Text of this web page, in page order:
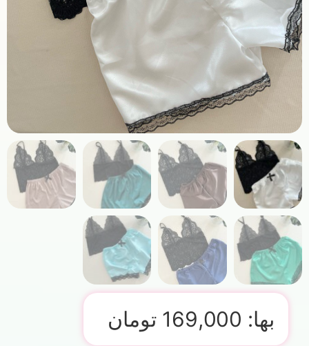
بها: 169,000 تومان